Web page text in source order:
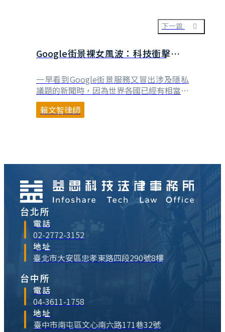
等），以及偏向實用物品產品設計（例如：
傢俱、文具、各類飾品等），而工藝創作所
使用的方法、工具等，⋯
下一篇
Google街景裸女風波：科技衝擊大眾
一早看到Google街景服務又冒出涉及隱私
議題的新聞時，因為世界各國已經有相當多
類似的事件，想說晚一點再來花時間整理一
下，結果在準備提早下班去當「亮宇爸爸」
解釋為何⋯
賴文智律師
台北所
電話
02-2772-3152
地址
臺北市大安區忠孝東路四段290號8樓
台中所
電話
04-3611-1758
地址
臺中市南屯區文心南六路171巷32號